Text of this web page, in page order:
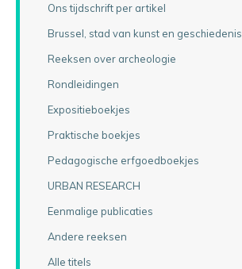
Ons tijdschrift per artikel
Brussel, stad van kunst en geschiedenis
Reeksen over archeologie
Rondleidingen
Expositieboekjes
Praktische boekjes
Pedagogische erfgoedboekjes
URBAN RESEARCH
Eenmalige publicaties
Andere reeksen
Alle titels